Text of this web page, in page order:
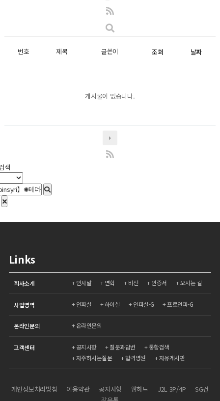
번호 제목 글쓴이 조회 날짜
게시물이 없습니다.
색
Links
회사소개 인사말 연혁 비전 인증서 오시는 길
사업영역 인파실 하이실 인파실-G 프로인파-G
온라인문의 온라인문의
고객센터 공지사항 질문과답변
통합검색
자주하시는질문
협력병원 자유게시판
개인정보처리방침 이용약관 공지사항 웹하드 J2L 3P/4P
SG건